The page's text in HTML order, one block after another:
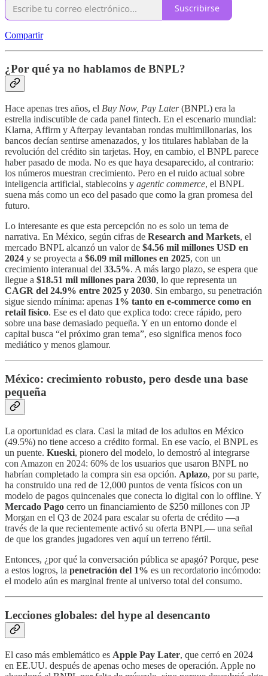
Suscribirse
Compartir
¿Por qué ya no hablamos de BNPL?
Hace apenas tres años, el Buy Now, Pay Later(BNPL) era la
estrella indiscutible de cada panel fintech. En el escenario mundial:
Klarna, Affirm y Afterpay levantaban rondas multimillonarias, los
bancos decían sentirse amenazados, y los titulares hablaban de la
revolución del crédito sin tarjetas. Hoy, en cambio, el BNPL parece
haber pasado de moda. No es que haya desaparecido, al contrario:
los números muestran crecimiento. Pero en el ruido actual sobre
inteligencia artificial, stablecoins y agentic commerce, el BNPL
suena más como un eco del pasado que como la gran promesa del
futuro.
Lo interesante es que esta percepción no es solo un tema de
narrativa. En México, según cifras de Research and Markets, el
mercado BNPL alcanzó un valor de $4.56 mil millones USD en
2024 y se proyecta a $6.09 mil millones en 2025, con un
crecimiento interanual del 33.5%. A más largo plazo, se espera que
llegue a $18.51 mil millones para 2030, lo que representa un
CAGR del 24.9% entre 2025 y 2030. Sin embargo, su penetración
sigue siendo mínima: apenas 1% tanto en e-commerce como en
retail físico. Ese es el dato que explica todo: crece rápido, pero
sobre una base demasiado pequeña. Y en un entorno donde el
capital busca “el próximo gran tema”, eso significa menos foco
mediático y menos glamour.
México: crecimiento robusto, pero desde una base
pequeña
La oportunidad es clara. Casi la mitad de los adultos en México
(49.5%) no tiene acceso a crédito formal. En ese vacío, el BNPL es
un puente. Kueski, pionero del modelo, lo demostró al integrarse
con Amazon en 2024: 60% de los usuarios que usaron BNPL no
habrían completado la compra sin esa opción. Aplazo, por su parte,
ha construido una red de 12,000 puntos de venta físicos con un
modelo de pagos quincenales que conecta lo digital con lo offline. Y
Mercado Pago cerro un financiamiento de $250 millones con JP
Morgan en el Q3 de 2024 para escalar su oferta de crédito —a
través de la que recientemente activó su oferta BNPL— una señal
de que los grandes jugadores ven aquí un terreno fértil.
Entonces, ¿por qué la conversación pública se apagó? Porque, pese
a estos logros, la penetración del 1% es un recordatorio incómodo:
el modelo aún es marginal frente al universo total del consumo.
Lecciones globales: del hype al desencanto
El caso más emblemático es Apple Pay Later, que cerró en 2024
en EE.UU. después de apenas ocho meses de operación. Apple no